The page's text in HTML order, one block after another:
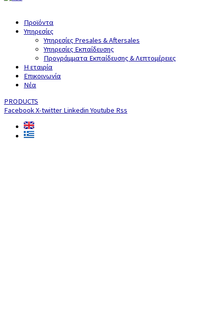
Προϊόντα
Υπηρεσίες
Υπηρεσίες Presales & Aftersales
Υπηρεσίες Εκπαίδευσης
Προγράμματα Εκπαίδευσης & Λεπτομέρειες
Η εταιρία
Επικοινωνία
Νέα
PRODUCTS
FacebookX-twitter Linkedin Youtube Rss